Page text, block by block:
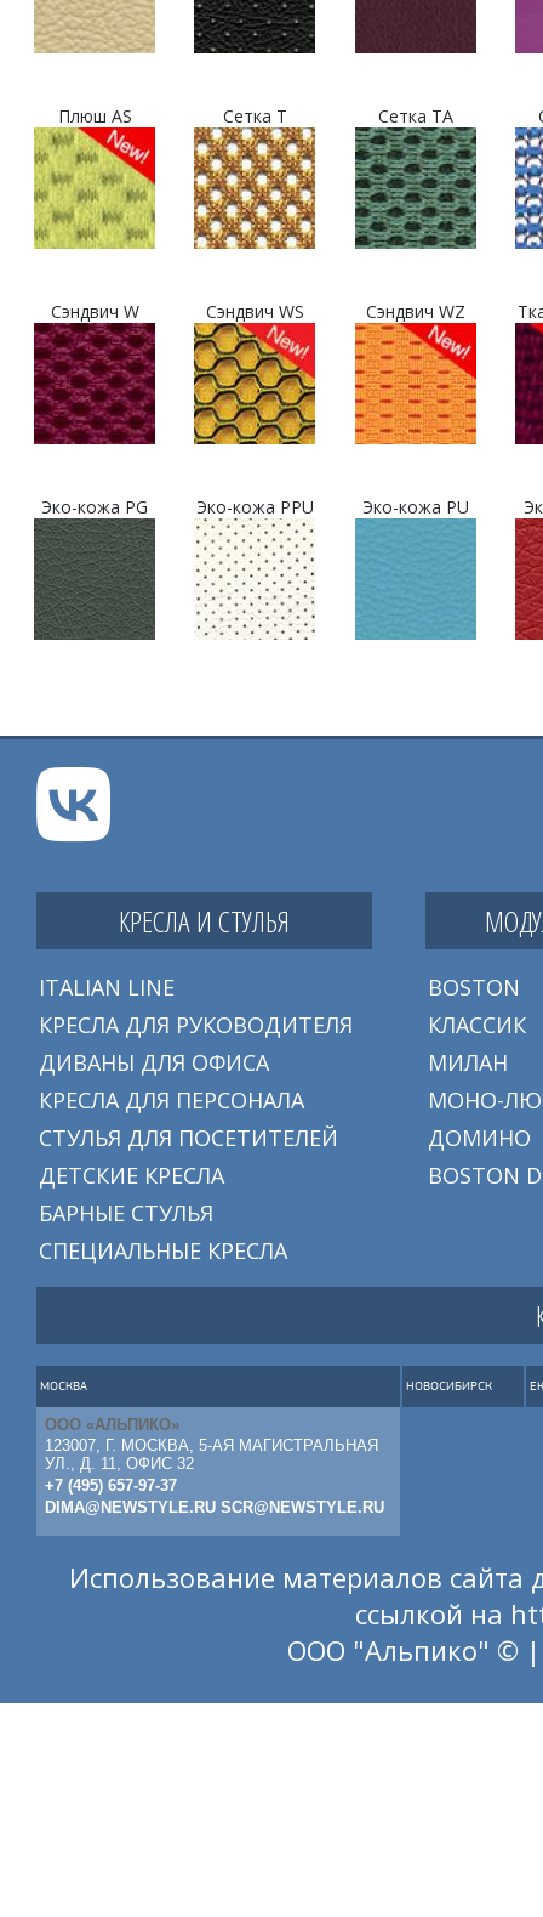
Плюш AS Сетка T Сетка TA
Сэндвич W Сэндвич WS Сэндвич WZ
Эко-кожа PG Эко-кожа PPU Эко-кожа PU
КРЕСЛА И СТУЛЬЯ
ITALIAN LINE
КРЕСЛА ДЛЯ РУКОВОДИТЕЛЯ
ДИВАНЫ ДЛЯ ОФИСА
КРЕСЛА ДЛЯ ПЕРСОНАЛА
СТУЛЬЯ ДЛЯ ПОСЕТИТЕЛЕЙ
ДЕТСКИЕ КРЕСЛА
БАРНЫЕ СТУЛЬЯ
СПЕЦИАЛЬНЫЕ КРЕСЛА
BOSTON
КЛАССИК
МИЛАН
МОНО-
ДОМИНО
BOSTON
МОСКВА
ООО «АЛЬПИКО»
123007, Г. МОСКВА, 5-АЯ МАГИСТРАЛЬНАЯ
УЛ., Д. 11, ОФИС 32
+7 (495) 657-97-37
DIMA@NEWSTYLE.RU SCR@NEWSTYLE.RU
НОВОСИБИРСК
Использование материалов сайта
ссылкой на
ООО "Альпико" © |